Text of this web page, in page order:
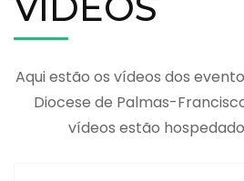
Aqui estão os vídeos dos
Diocese de Palmas-
vídeos estão